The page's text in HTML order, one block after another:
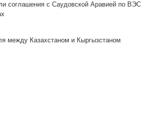
соглашения с Саудовской Аравией по ВЭС
между Казахстаном и Кыргызстаном